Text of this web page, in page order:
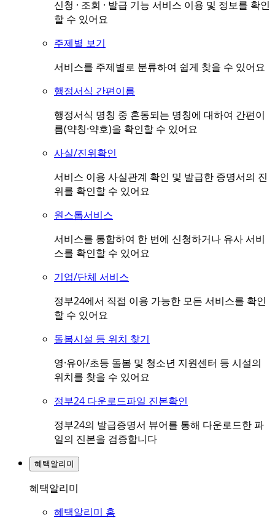
신청 · 조회 · 발급 기능 서비스 이용 및 정보를 확인
할 수 있어요
주제별 보기
서비스를 주제별로 분류하여 쉽게 찾을 수 있어요
행정서식 간편이름
행정서식 명칭 중 혼동되는 명칭에 대하여 간편이
름(약칭·약호)을 확인할 수 있어요
사실/진위확인
서비스 이용 사실관계 확인 및 발급한 증명서의 진
위를 확인할 수 있어요
원스톱서비스
서비스를 통합하여 한 번에 신청하거나 유사 서비
스를 확인할 수 있어요
기업/단체 서비스
정부24에서 직접 이용 가능한 모든 서비스를 확인
할 수 있어요
돌봄시설 등 위치 찾기
영·유아/초등 돌봄 및 청소년 지원센터 등 시설의
위치를 찾을 수 있어요
정부24 다운로드파일 진본확인
정부24의 발급증명서 뷰어를 통해 다운로드한 파
일의 진본을 검증합니다
혜택알리미
혜택알리미
혜택알리미 홈